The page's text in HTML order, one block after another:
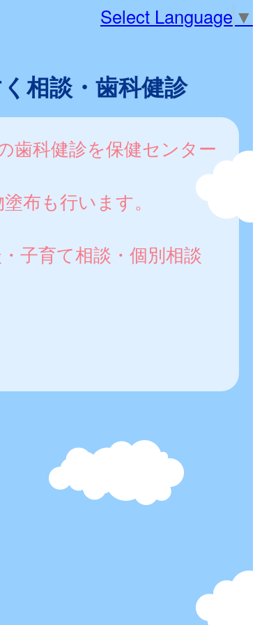
Select Language ▼
相談・歯科健診
歯科健診を保健センター
布も行います。
子育て相談・個別相談